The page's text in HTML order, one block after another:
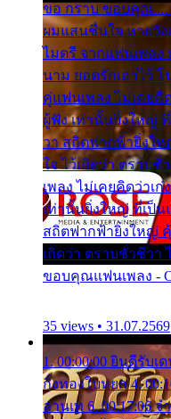
ขอ กราบ ขอบคุณ....
ผมแสนชื่นใจ หายวัง
ไมตรี จากแฟนเพล
นาม ยอดรักเอาไว้ โ
คู่แฟนเพลง ไม่เคยคิ
ผู้ฟัง เท่านั้นยิ่งใหญ่
วา สถิตฟากฟ้ายิ่งใ
ใจ ไว้เถิดว่า ตราบ
เพลง ไม่เคยคิดว่าเ
เท่านั้นยิ่งใหญ่ ที่เป็น
สถิตฟากฟ้ายิ่งใหญ่
เถิดว่า ตราบชั่วชีวา
ขอบคุณแฟนเพลง -
35 views • 31.07.2569
1. 00:00:00 ยินดีรับเ
กิ่งทองใบหยก 4.
ลานเท 6. 00:17:06